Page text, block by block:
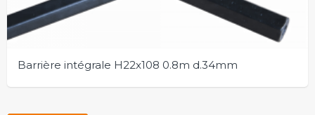
Barrière intégrale H22x108 0.8m d.34mm